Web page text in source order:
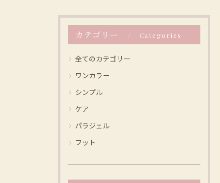
カテゴリー Categories
全てのカテゴリー
ワンカラー
シンプル
ケア
パラジェル
フット